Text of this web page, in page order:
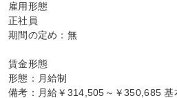
雇用形態
正社員
期間の定め：無
賃金形態
形態：月給制
備考：月給￥314,505～￥350,685